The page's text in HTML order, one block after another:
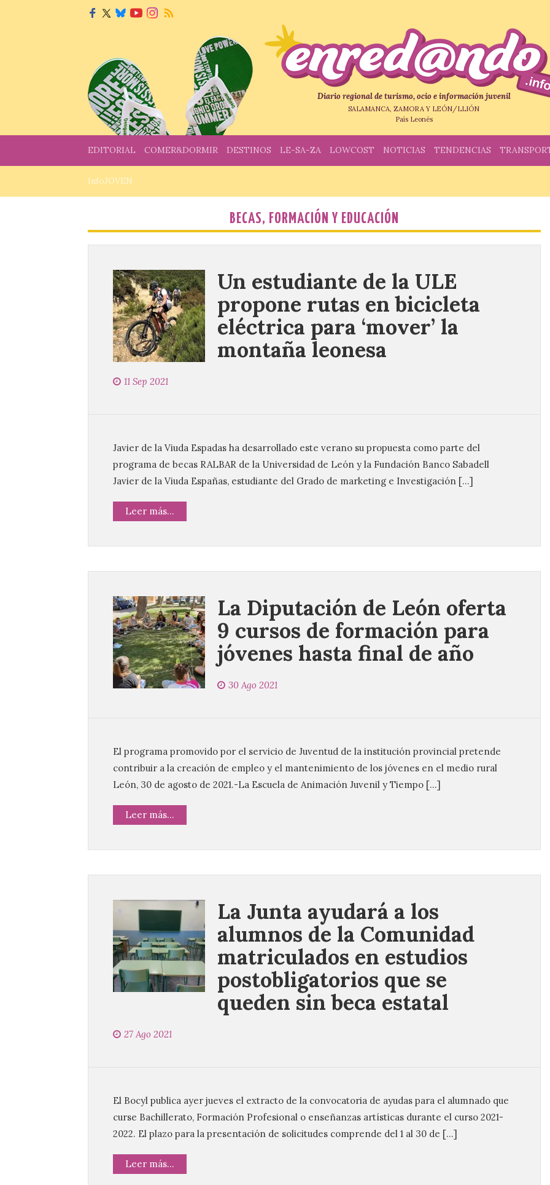
Diario regional de turismo, ocio e información juvenil
SALAMANCA, ZAMORA Y LEÓN/LLIÓN
País Leonés
EDITORIAL COMER&DORMIR DESTINOS LE-SA-ZA LOWCOST NOTICIAS TENDENCIAS
InfoJOVEN
BECAS, FORMACIÓN Y EDUCACIÓN
Un estudiante de la ULE
propone rutas en bicicleta
eléctrica para ‘mover’ la
montaña leonesa
11 Sep 2021
Javier de la Viuda Espadas ha desarrollado este verano su propuesta como parte del
programa de becas RALBAR de la Universidad de León y la Fundación Banco Sabadell
Javier de la Viuda Españas, estudiante del Grado de marketing e Investigación […]
Leer más...
La Diputación de León oferta
9 cursos de formación para
jóvenes hasta final de año
30 Ago 2021
El programa promovido por el servicio de Juventud de la institución provincial pretende
contribuir a la creación de empleo y el mantenimiento de los jóvenes en el medio rural
León, 30 de agosto de 2021.-La Escuela de Animación Juvenil y Tiempo […]
Leer más...
La Junta ayudará a los
alumnos de la Comunidad
matriculados en estudios
postobligatorios que se
queden sin beca estatal
27 Ago 2021
El Bocyl publica ayer jueves el extracto de la convocatoria de ayudas para el alumnado que
curse Bachillerato, Formación Profesional o enseñanzas artísticas durante el curso 2021-
2022. El plazo para la presentación de solicitudes comprende del 1 al 30 de […]
Leer más...